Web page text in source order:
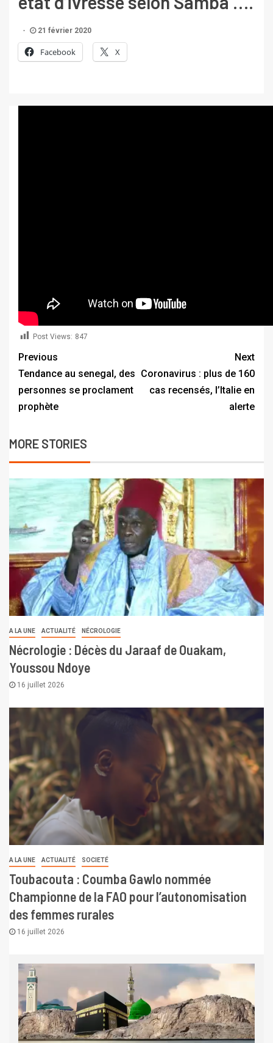
21 février 2020
Facebook X
Post Views: 847
Previous
Tendance au senegal, des
personnes se proclament
prophète
Next
Coronavirus : plus de 160
cas recensés, l’Italie en
alerte
MORE STORIES
A LA UNE ACTUALITÉ NÉCROLOGIE
Nécrologie : Décès du Jaraaf de Ouakam,
Youssou Ndoye
16 juillet 2026
A LA UNE ACTUALITÉ SOCIETÉ
Toubacouta : Coumba Gawlo nommée
Championne de la FAO pour l’autonomisation
des femmes rurales
16 juillet 2026